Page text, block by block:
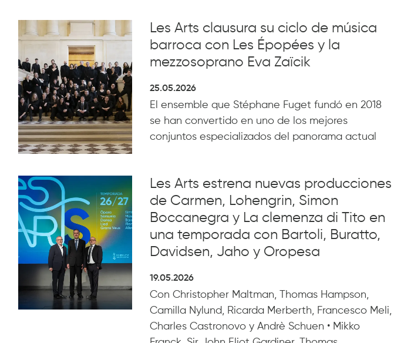
Les Arts clausura su ciclo de música
barroca con Les Épopées y la
mezzosoprano Eva Zaïcik
25.05.2026
El ensemble que Stéphane Fuget fundó en 2018
se han convertido en uno de los mejores
conjuntos especializados del panorama actual
Les Arts estrena nuevas producciones
de Carmen, Lohengrin, Simon
Boccanegra y La clemenza di Tito en
una temporada con Bartoli, Buratto,
Davidsen, Jaho y Oropesa
19.05.2026
Con Christopher Maltman, Thomas Hampson,
Camilla Nylund, Ricarda Merberth, Francesco Meli,
Charles Castronovo y Andrè Schuen • Mikko